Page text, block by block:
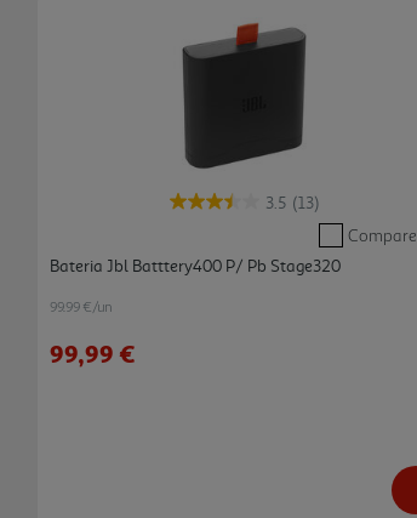
3.5 (13)
Compare
Bateria Jbl Batttery400 P/ Pb Stage320
99.99 €/un
99,99 €